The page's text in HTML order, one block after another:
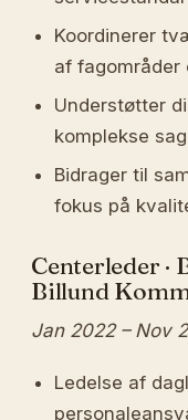
Koordinerer
af fagområder
Understøtter
komplekse
Bidrager til
fokus på
Centerleder
Billund
Jan 2022 – Nov
Ledelse af